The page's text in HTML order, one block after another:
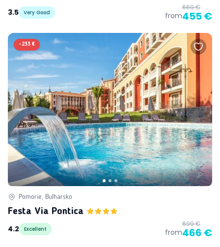
3.5 Very Good from
669 €
455 €
-233 €
Pomorie, Bulharsko
Festa Via Pontica
4.2
Excellent from
699 €
466 €